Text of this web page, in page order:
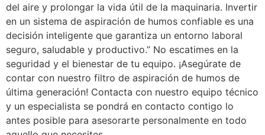
del aire y prolongar la vida útil de la maquinaria. Invertir
en un sistema de aspiración de humos confiable es una
decisión inteligente que garantiza un entorno laboral
seguro, saludable y productivo.” No escatimes en la
seguridad y el bienestar de tu equipo. ¡Asegúrate de
contar con nuestro filtro de aspiración de humos de
última generación! Contacta con nuestro equipo técnico
y un especialista se pondrá en contacto contigo lo
antes posible para asesorarte personalmente en todo